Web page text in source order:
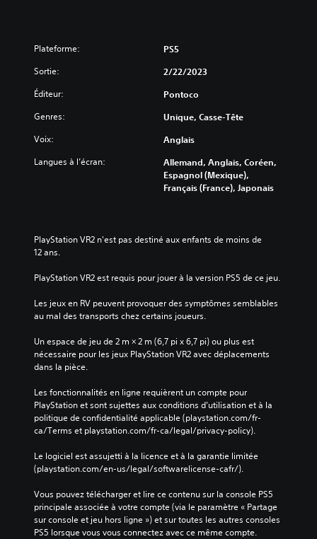
Plateforme: PS5
Sortie: 2/22/2023
Éditeur: Pontoco
Genres: Unique, Casse-Tête
Voix: Anglais
Langues à l’écran:
Allemand, Anglais, Coréen,
Espagnol (Mexique),
Français (France), Japonais
PlayStation VR2 n'est pas destiné aux enfants de moins de
12 ans.
PlayStation VR2 est requis pour jouer à la version PS5 de ce jeu.
Les jeux en RV peuvent provoquer des symptômes semblables
au mal des transports chez certains joueurs.
Un espace de jeu de 2 m × 2 m (6,7 pi x 6,7 pi) ou plus est
nécessaire pour les jeux PlayStation VR2 avec déplacements
dans la pièce.
Les fonctionnalités en ligne requièrent un compte pour
PlayStation et sont sujettes aux conditions d’utilisation et à la
politique de confidentialité applicable (playstation.com/fr-
ca/Terms et playstation.com/fr-ca/legal/privacy-policy).
Le logiciel est assujetti à la licence et à la garantie limitée
(playstation.com/en-us/legal/softwarelicense-cafr/).
Vous pouvez télécharger et lire ce contenu sur la console PS5
principale associée à votre compte (via le paramètre « Partage
sur console et jeu hors ligne ») et sur toutes les autres consoles
PS5 lorsque vous vous connectez avec ce même compte.